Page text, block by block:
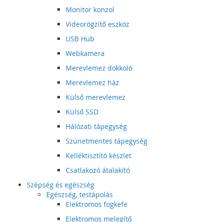
Monitor konzol
Videorögzítő eszköz
USB Hub
Webkamera
Merevlemez dokkoló
Merevlemez ház
Külső merevlemez
Külső SSD
Hálózati tápegység
Szünetmentes tápegység
Kelléktisztító készlet
Csatlakozó átalakító
Szépség és egészség
Egészség, testápolás
Elektromos fogkefe
Elektromos melegítő